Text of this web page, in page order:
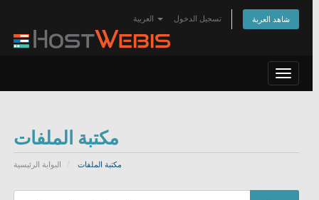
تسجيل الدخول شاهد العربة
Toggle
مكتبة الملفات
البوابة الرئيسية مكتبة الملفات